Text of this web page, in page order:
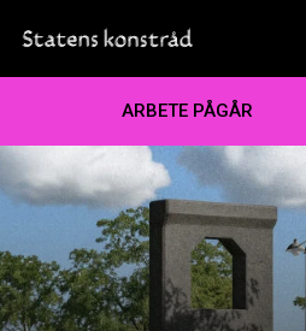
ARBETE PÅGÅR